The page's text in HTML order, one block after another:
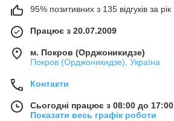
95% позитивних з 135 відгуків за рік
Працює з 20.07.2009
м. Покров (Орджоникидзе)
Покров (Орджоникидзе), Україна
Контакти
Сьогодні працює з 08:00 до 17:00
Показати весь графік роботи